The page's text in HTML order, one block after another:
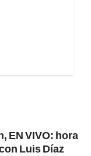
EN VIVO: hora
Luis Díaz